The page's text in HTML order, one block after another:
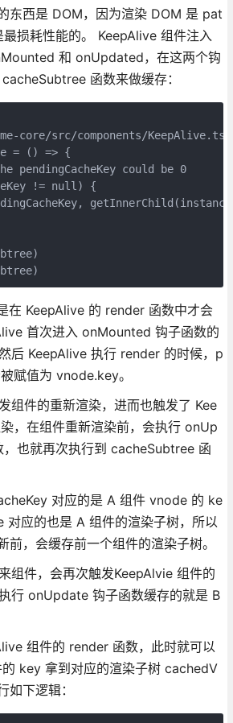
东西是 DOM，因为渲染 DOM 是 pat
损耗性能的。 KeepAlive 组件注入
和 onUpdated，在这两个钩
函数来做缓存：
core/src/components/KeepAlive.ts
= () => {
pendingCacheKey could be 0
!= null) {
在 KeepAlive 的 render 函数中才会
首次进入 onMounted 钩子函数的
后 KeepAlive 执行 render 的时候，p
赋值为 vnode.key。
组件的重新渲染，进而也触发了 Kee
，在组件重新渲染前，会执行 onUp
也就再次执行到 cacheSubtree 函
对应的是 A 组件 vnode 的 ke
应的也是 A 组件的渲染子树，所以
前，会缓存前一个组件的渲染子树。
组件，会再次触发KeepAlvie 组件的
行 onUpdate 钩子函数缓存的就是 B
组件的 render 函数，此时就可以
key 拿到对应的渲染子树 cachedV
下逻辑：